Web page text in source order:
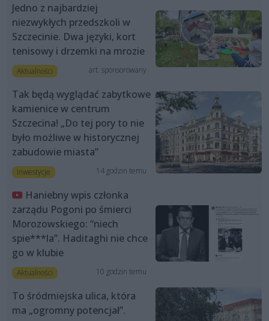
Jedno z najbardziej
niezwykłych przedszkoli w
Szczecinie. Dwa języki, kort
tenisowy i drzemki na mrozie
Aktualności art. sponsorowany
Tak będą wyglądać zabytkowe
kamienice w centrum
Szczecina! „Do tej pory to nie
było możliwe w historycznej
zabudowie miasta”
Inwestycje 14 godzin temu
Haniebny wpis członka
zarządu Pogoni po śmierci
Morozowskiego: “niech
spie***la”. Haditaghi nie chce
go w klubie
Aktualności 10 godzin temu
To śródmiejska ulica, która
ma „ogromny potencjał”.